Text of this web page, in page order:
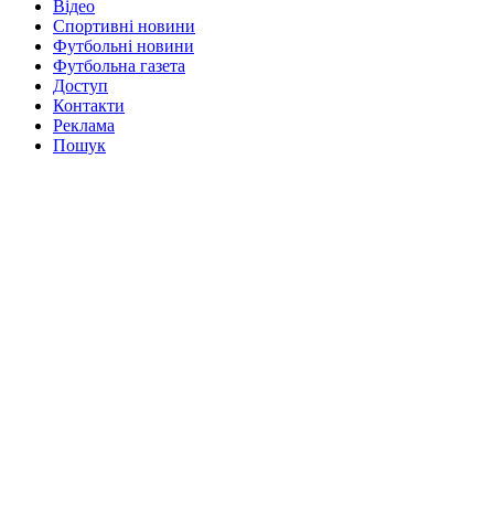
Відео
Спортивні новини
Футбольні новини
Футбольна газета
Доступ
Контакти
Реклама
Пошук